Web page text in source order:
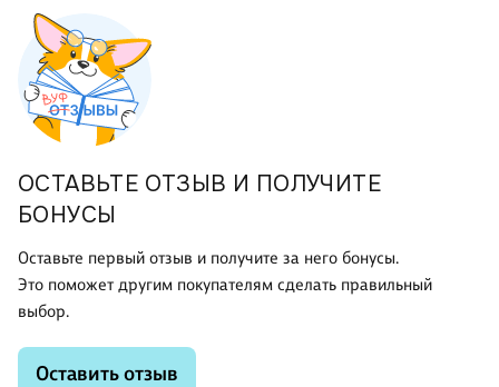
ОСТАВЬТЕ ОТЗЫВ И ПОЛУЧИТЕ
БОНУСЫ
Оставьте первый отзыв и получите за него бонусы.
Это поможет другим покупателям сделать правильный
выбор.
Оставить отзыв